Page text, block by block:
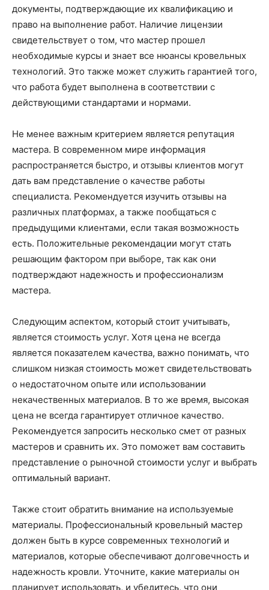
документы, подтверждающие их квалификацию и
право на выполнение работ. Наличие лицензии
свидетельствует о том, что мастер прошел
необходимые курсы и знает все нюансы кровельных
технологий. Это также может служить гарантией того,
что работа будет выполнена в соответствии с
действующими стандартами и нормами.
Не менее важным критерием является репутация
мастера. В современном мире информация
распространяется быстро, и отзывы клиентов могут
дать вам представление о качестве работы
специалиста. Рекомендуется изучить отзывы на
различных платформах, а также пообщаться с
предыдущими клиентами, если такая возможность
есть. Положительные рекомендации могут стать
решающим фактором при выборе, так как они
подтверждают надежность и профессионализм
мастера.
Следующим аспектом, который стоит учитывать,
является стоимость услуг. Хотя цена не всегда
является показателем качества, важно понимать, что
слишком низкая стоимость может свидетельствовать
о недостаточном опыте или использовании
некачественных материалов. В то же время, высокая
цена не всегда гарантирует отличное качество.
Рекомендуется запросить несколько смет от разных
мастеров и сравнить их. Это поможет вам составить
представление о рыночной стоимости услуг и выбрать
оптимальный вариант.
Также стоит обратить внимание на используемые
материалы. Профессиональный кровельный мастер
должен быть в курсе современных технологий и
материалов, которые обеспечивают долговечность и
надежность кровли. Уточните, какие материалы он
планирует использовать, и убедитесь, что они